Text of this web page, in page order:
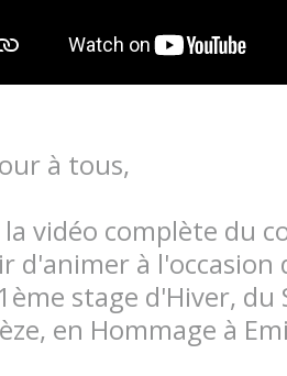
à tous,
la vidéo complète du
d'animer à l'occasion
stage d'Hiver, du
en Hommage à